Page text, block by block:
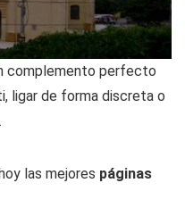
complemento perfecto
ligar de forma discreta o
las mejores páginas